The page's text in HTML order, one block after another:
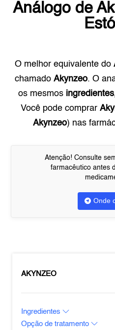
Análogo de
O melhor equivalente do
chamado Akynzeo. O
os mesmos
Você pode comprar
Akynzeo) nas
Atenção! Consulte
farmacêutico antes
Onde
AKYNZEO
Ingredientes
Opção de tratamento